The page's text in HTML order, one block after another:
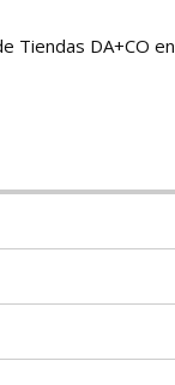
Tiendas DA+CO en